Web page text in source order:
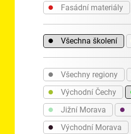
● Fasádní materiály
● Všechna školení
● Všechny regiony
● Východní Čechy
● Jižní Morava ●
● Východní Morava